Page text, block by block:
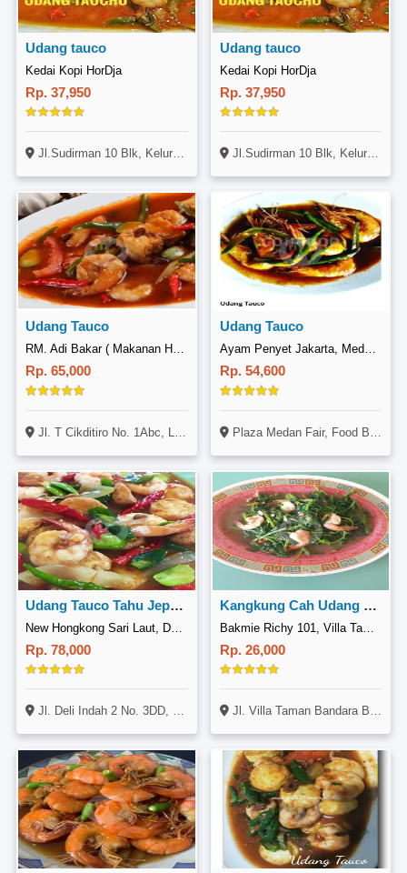
Udang tauco
Kedai Kopi HorDja
Rp. 37,950
Jl.Sudirman 10 Blk, Kelurahan Proklamasi, Kecamatan Siantar Martoba - Pematangsiantar
Udang tauco
Kedai Kopi HorDja
Rp. 37,950
Jl.Sudirman 10 Blk, Kelurahan Proklamasi, Kecamatan Siantar Martoba - Pematangsiantar
Udang Tauco
RM. Adi Bakar ( Makanan Halal ), Lubuk Pakam
Rp. 65,000
Jl. T Cikditiro No. 1Abc, Lubuk Pakam, Medan
Udang Tauco
Ayam Penyet Jakarta, Medan Fair
Rp. 54,600
Plaza Medan Fair, Food Bar Transmart Lt. 1, Jl. Gatot Subroto, Sekip, Medan Petisan, Medan
Udang Tauco Tahu Jepang
Rp. 78,000
Jl. Deli Indah 2 No. 3DD, Medan Barat, Medan
Kangkung Cah Udang Tauco/trasi
Bakmie Richy 101, Villa Taman Bandara B1
Rp. 26,000
Jl. Villa Taman Bandara B1 No-14, Kosambi, Tangerang